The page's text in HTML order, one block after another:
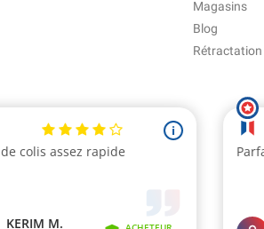
Magasins
Blog
Rétractation